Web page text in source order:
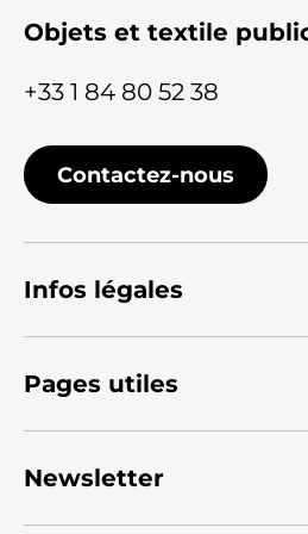
Objets et textile
+33 1 84 80 52 38
Contactez-nous
Infos légales
Pages utiles
Newsletter